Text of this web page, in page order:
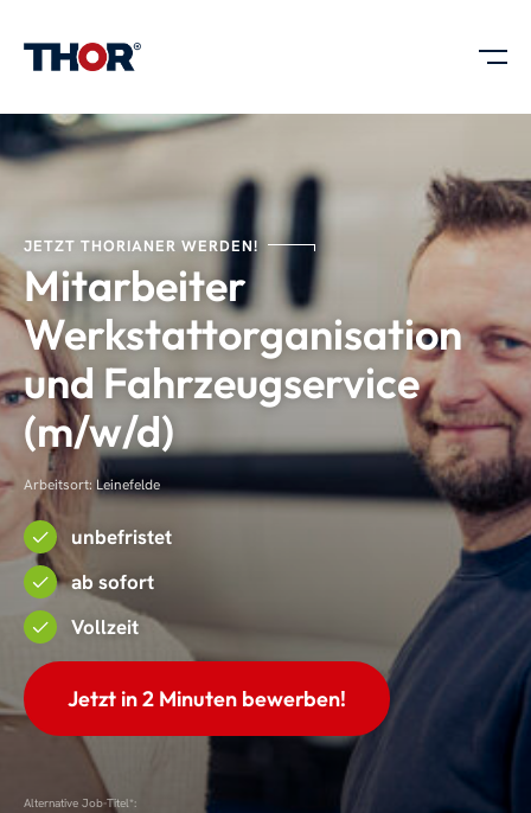
JETZT THORIANER WERDEN!
Mitarbeiter
Werkstattorganisation
und Fahrzeugservice
(m/w/d)
Arbeitsort: Leinefelde
unbefristet
ab sofort
Vollzeit
Jetzt in 2 Minuten bewerben!
Alternative Job-Titel*: